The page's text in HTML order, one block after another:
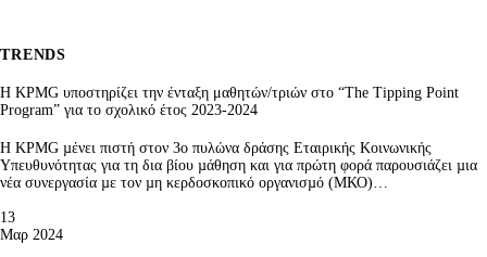
TRENDS
Η KPMG υποστηρίζει την ένταξη μαθητών/τριών στο “The Tipping Point
Program” για το σχολικό έτος 2023-2024
Η KPMG µένει πιστή στον 3ο πυλώνα δράσης Εταιρικής Κοινωνικής
Υπευθυνότητας για τη δια βίου µάθηση και για πρώτη φορά παρουσιάζει µια
νέα συνεργασία µε τον µη κερδοσκοπικό οργανισµό (ΜΚΟ)…
13
Μαρ 2024